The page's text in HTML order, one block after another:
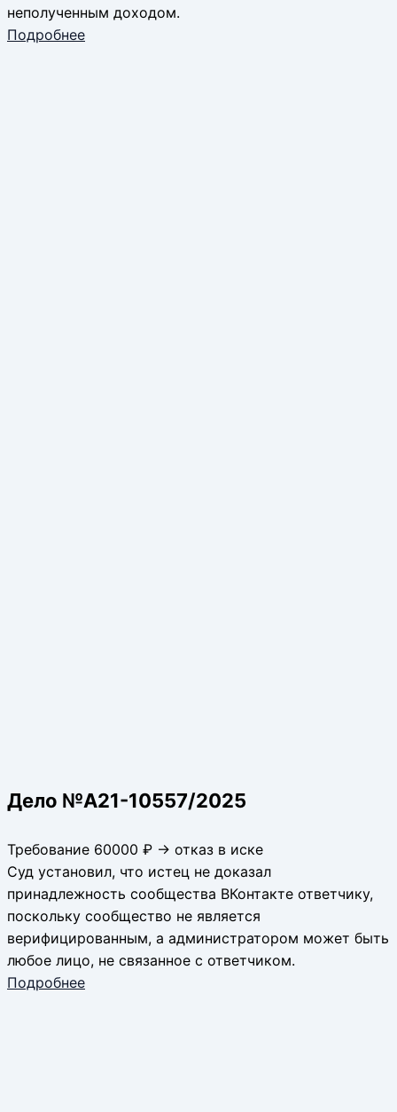
неполученным доходом.
Подробнее
Дело №А21-10557/2025
Требование 60000 ₽ → отказ в иске
Суд установил, что истец не доказал
принадлежность сообщества ВКонтакте ответчику,
поскольку сообщество не является
верифицированным, а администратором может быть
любое лицо, не связанное с ответчиком.
Подробнее